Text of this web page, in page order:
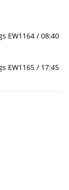
EW1164 / 08:40
EW1165 / 17:45